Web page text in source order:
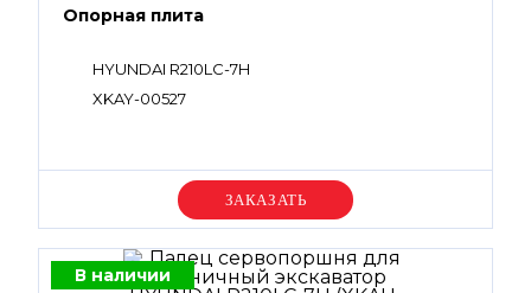
Опорная плита
HYUNDAI R210LC-7H
XKAY-00527
Уточняйте цену
В наличии